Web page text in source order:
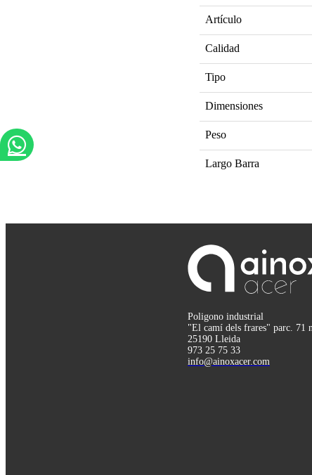
Artículo
Calidad
Tipo
Dimensiones
Peso
Largo Barra
Poligono industrial
"El camí dels frares" parc. 71
25190 Lleida
973 25 75 33
info@ainoxacer.com